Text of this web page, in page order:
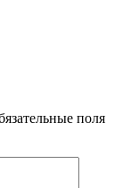
поля